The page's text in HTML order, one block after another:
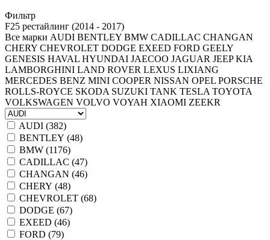
Фильтр
F25 рестайлинг (2014 - 2017)
Все марки AUDI BENTLEY BMW CADILLAC CHANGAN
CHERY CHEVROLET DODGE EXEED FORD GEELY
GENESIS HAVAL HYUNDAI JAECOO JAGUAR JEEP KIA
LAMBORGHINI LAND ROVER LEXUS LIXIANG
MERCEDES BENZ MINI COOPER NISSAN OPEL PORSCHE
ROLLS-ROYCE SKODA SUZUKI TANK TESLA TOYOTA
VOLKSWAGEN VOLVO VOYAH XIAOMI ZEEKR
AUDI (382)
BENTLEY (48)
BMW (1176)
CADILLAC (47)
CHANGAN (46)
CHERY (48)
CHEVROLET (68)
DODGE (67)
EXEED (46)
FORD (79)